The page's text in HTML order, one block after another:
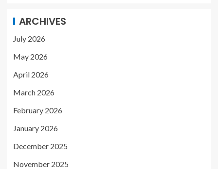
ARCHIVES
July 2026
May 2026
April 2026
March 2026
February 2026
January 2026
December 2025
November 2025